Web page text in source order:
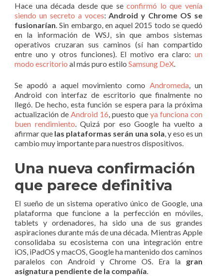
Hace una década desde que seconfirmó lo que venía
siendo un secreto a voces: Android y Chrome OS se
fusionarían . Sin embargo, en aquel 2015 todo se quedó
en la información de WSJ, sin que ambos sistemas
operativos cruzaran sus caminos (sí han compartido
entre uno y otros funciones). El motivo era claro: un
modo escritorio al más puro estilo Samsung DeX
Se apodó a aquel movimiento como Andromeda , un
Android con interfaz de escritorio que finalmente no
llegó. De hecho, esta función se espera para la próxima
actualización de Android 16 , puesto queya funciona con
buen rendimiento . Quizá por eso Google ha vuelto a
afirmar que las plataformas serán una sola , y eso es un
cambio muy importante para nuestros dispositivos.
Una nueva confirmación
que parece definitiva
El sueño de un sistema operativo único de Google, una
plataforma que funcione a la perfección en móviles,
tablets y ordenadores, ha sido una de sus grandes
aspiraciones durante más de una década. Mientras Apple
consolidaba su ecosistema con una integración entre
iOS, iPadOS y macOS, Google ha mantenido dos caminos
paralelos con Android y Chrome OS. Era la gran
asignatura pendiente de la compañía